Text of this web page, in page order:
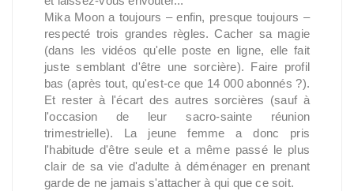
Mika Moon a toujours – enfin, presque toujours –
respecté trois grandes règles. Cacher sa magie
(dans les vidéos qu'elle poste en ligne, elle fait
juste semblant d'être une sorcière). Faire profil
bas (après tout, qu'est-ce que 14 000 abonnés ?).
Et rester à l'écart des autres sorcières (sauf à
l'occasion de leur sacro-sainte réunion
trimestrielle). La jeune femme a donc pris
l'habitude d'être seule et a même passé le plus
clair de sa vie d'adulte à déménager en prenant
garde de ne jamais s'attacher à qui que ce soit.